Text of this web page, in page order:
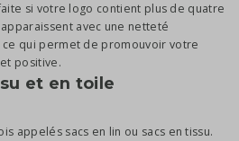
si votre logo contient plus de quatre
avec une netteté
ce qui permet de promouvoir votre
positive.
et en toile
appelés sacs en lin ou sacs en tissu.